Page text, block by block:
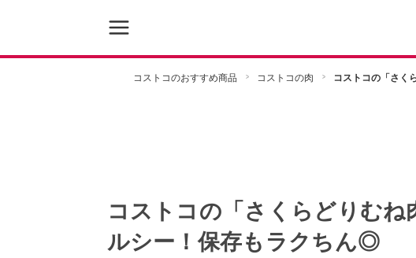
コストコのおすすめ商品 コストコの肉 コストコの「さく
コストコの「さくらどりむね
ルシー！保存もラクちん◎